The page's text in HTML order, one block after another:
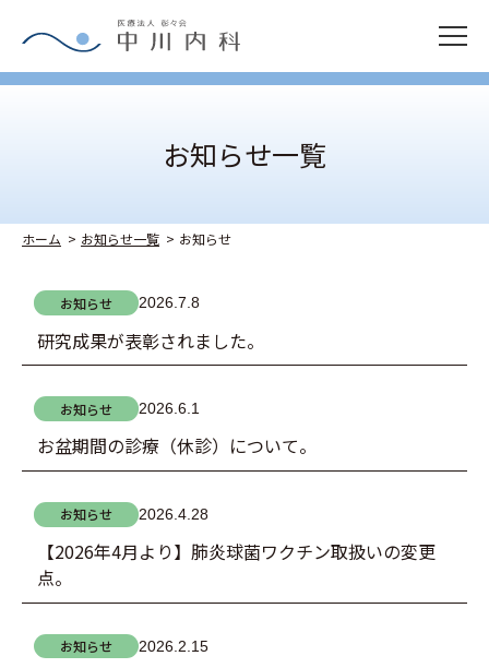
お知らせ一覧
ホーム お知らせ一覧 お知らせ
お知らせ 2026.7.8
研究成果が表彰されました。
お知らせ 2026.6.1
お盆期間の診療（休診）について。
お知らせ 2026.4.28
【2026年4月より】肺炎球菌ワクチン取扱いの変更
点。
お知らせ 2026.2.15